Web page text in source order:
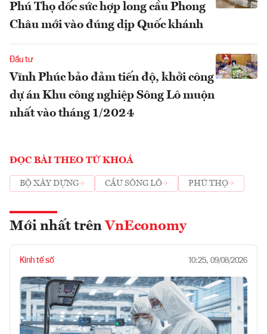
Phú Thọ dốc sức hợp long cầu Phong
Châu mới vào đúng dịp Quốc khánh
Đầu tư
Vĩnh Phúc bảo đảm tiến độ, khởi công
dự án Khu công nghiệp Sông Lô muộn
nhất vào tháng 1/2024
ĐỌC BÀI THEO TỪ KHOÁ
BỘ XÂY DỰNG CẦU SÔNG LÔ PHÚ THỌ
Mới nhất trên VnEconomy
Kinh tế số 10:25, 09/08/2026